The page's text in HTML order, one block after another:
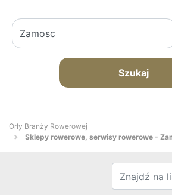
Szukaj
Orły Branży Rowerowej
Sklepy rowerowe, serwisy rowerowe -